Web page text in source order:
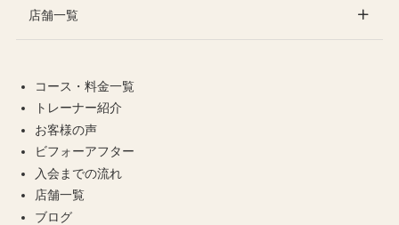
店舗一覧
コース・料金一覧
トレーナー紹介
お客様の声
ビフォーアフター
入会までの流れ
店舗一覧
ブログ